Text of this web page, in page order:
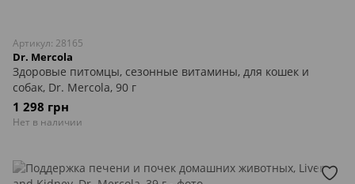
Артикул: 28165
Dr. Mercola
Здоровые питомцы, сезонные витамины, для кошек и
собак, Dr. Mercola, 90 г
1 298 грн
Нет в наличии